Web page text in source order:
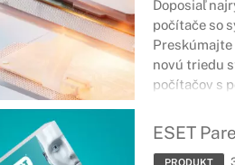
Doposiaľ
počítače so
Preskúmajte
novú triedu
počítačov s
ESET
PRODUKT